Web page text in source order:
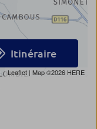
Leaflet | Map ©2026 HERE
Itinéraire